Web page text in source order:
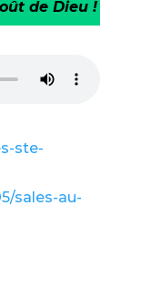
de Dieu !
ste-
sales-au-